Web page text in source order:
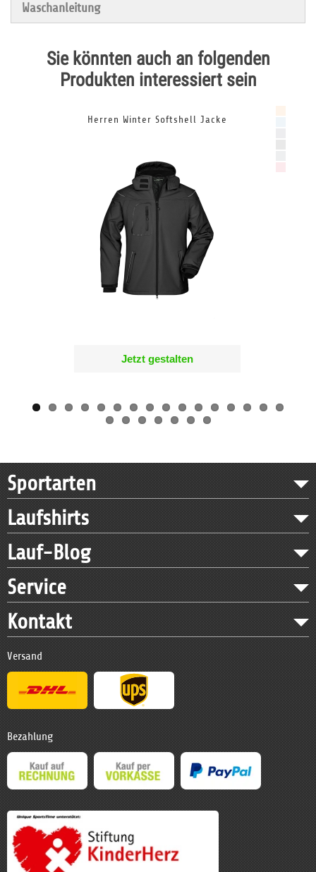
Waschanleitung
Sie könnten auch an folgenden
Produkten interessiert sein
Herren Winter Softshell Jacke
Jetzt gestalten
Sportarten
Laufshirts
Lauf-Blog
Service
Kontakt
Versand
Bezahlung